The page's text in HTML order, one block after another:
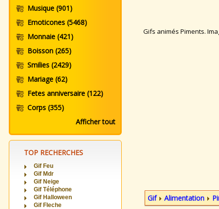
Musique (901)
Emoticones (5468)
Monnaie (421)
Boisson (265)
Smilies (2429)
Mariage (62)
Fetes anniversaire (122)
Corps (355)
Afficher tout
TOP RECHERCHES
Gif Feu
Gif Mdr
Gif Neige
Gif Téléphone
Gif Halloween
Gif Fleche
Gifs animés Piments.
Gif Alimentation